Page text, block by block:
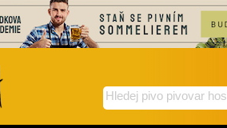
hledej
spustí